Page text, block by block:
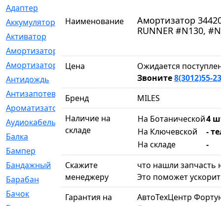
Адаптер
Аккумулятор
[2]
Активатор
Амортизатор
Амортизаторы
Антидождь
Антизапотеватель
Ароматизатор
[35]
Аудиокабель
[2]
Балка
[58]
Бампер
Бандажный
[6]
Барабан
[5]
Бачок
[40]
Наименование
Амортизатор
RUNNER #N130,
Цена
Ожидается
Звоните8(3012)55-
Бренд
MILES
Наличие на
складе
На Ботанической4
На Ключевской
-
На складе
-
Скажите
менеджеру
что нашли запчасть
Это поможет
Гарантия на
АвтоТехЦентр